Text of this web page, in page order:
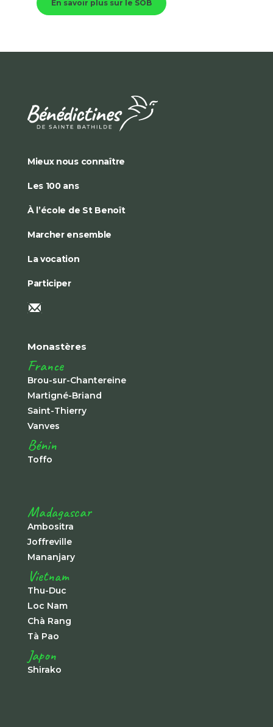
En savoir plus sur le SOB
Mieux nous connaître
Les 100 ans
À l’école de St Benoît
Marcher ensemble
La vocation
Participer
Monastères
France
Brou-sur-Chantereine
Martigné-Briand
Saint-Thierry
Vanves
Bénin
Toffo
Madagascar
Ambositra
Joffreville
Mananjary
Vietnam
Thu-Duc
Loc Nam
Chà Rang
Tà Pao
Japon
Shirako